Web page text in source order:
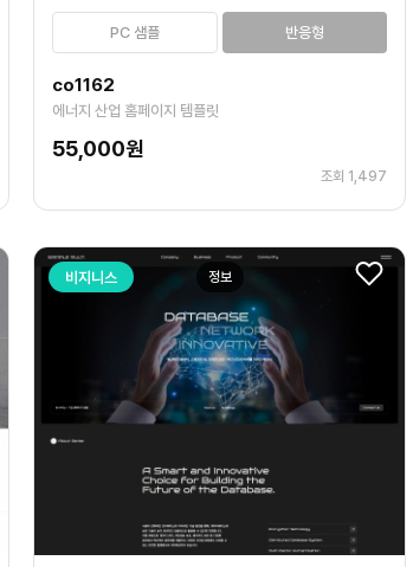
PC 샘플 반응형
co1162
에너지 산업 홈페이지 템플릿
55,000원
조회 1,497
정보
비지니스